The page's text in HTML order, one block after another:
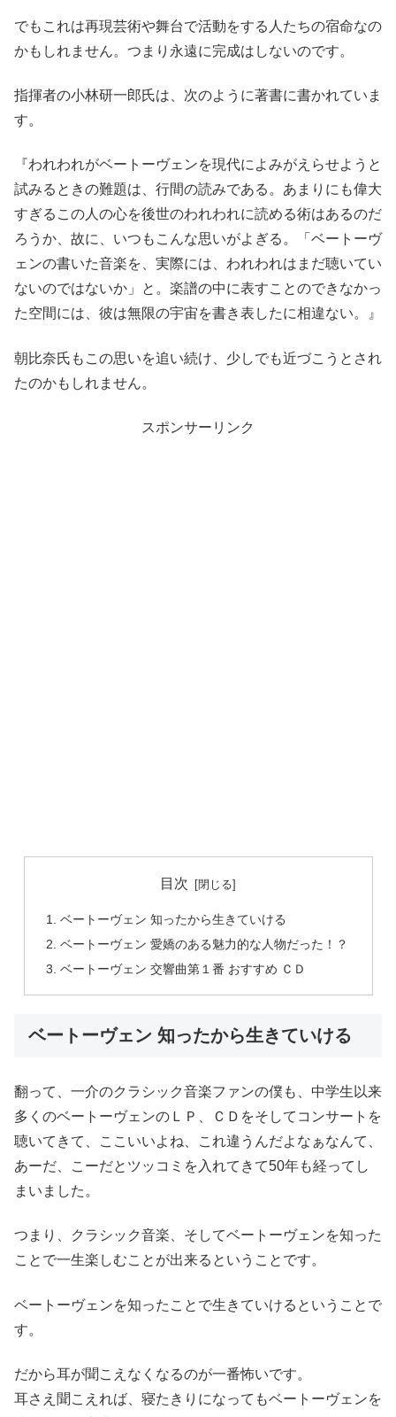
でもこれは再現芸術や舞台で活動をする人たちの宿命なの
かもしれません。つまり永遠に完成はしないのです。
指揮者の小林研一郎氏は、次のように著書に書かれていま
す。
『われわれがベートーヴェンを現代によみがえらせようと
試みるときの難題は、行間の読みである。あまりにも偉大
すぎるこの人の心を後世のわれわれに読める術はあるのだ
ろうか、故に、いつもこんな思いがよぎる。「ベートーヴ
ェンの書いた音楽を、実際には、われわれはまだ聴いてい
ないのではないか」と。楽譜の中に表すことのできなかっ
た空間には、彼は無限の宇宙を書き表したに相違ない。』
朝比奈氏もこの思いを追い続け、少しでも近づこうとされ
たのかもしれません。
スポンサーリンク
目次
ベートーヴェン 知ったから生きていける
ベートーヴェン 愛嬌のある魅力的な人物だった！？
ベートーヴェン 交響曲第１番 おすすめ ＣＤ
ベートーヴェン 知ったから生きていける
翻って、一介のクラシック音楽ファンの僕も、中学生以来
多くのベートーヴェンのＬＰ、ＣＤをそしてコンサートを
聴いてきて、ここいいよね、これ違うんだよなぁなんて、
あーだ、こーだとツッコミを入れてきて50年も経ってし
まいました。
つまり、クラシック音楽、そしてベートーヴェンを知った
ことで一生楽しむことが出来るということです。
ベートーヴェンを知ったことで生きていけるということで
す。
だから耳が聞こえなくなるのが一番怖いです。
耳さえ聞こえれば、寝たきりになってもベートーヴェンを